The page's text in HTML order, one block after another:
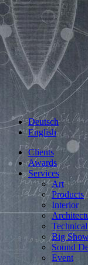
Deutsch
English
Clients
Awards
Services
Art
Products
Interior
Big
Sound
Event